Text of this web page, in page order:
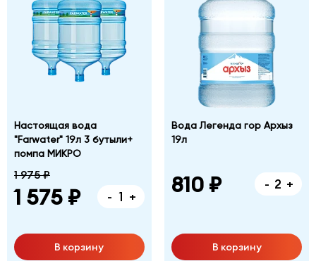
Настоящая вода
"Farwater" 19л 3 бутыли+
помпа МИКРО
1 975 ₽
1 575 ₽ - +
В корзину
Вода Легенда гор Архыз
19л
810 ₽ - +
В корзину